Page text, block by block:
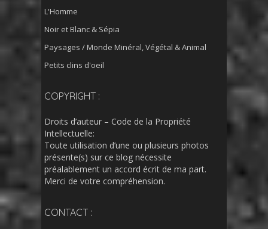
L'Homme
Noir et Blanc & Sépia
Paysages / Monde Minéral, Végétal & Animal
Petits clins d'oeil
COPYRIGHT :
Droits d’auteur – Code de la Propriété
Intellectuelle:
Toute utilisation d’une ou plusieurs photos
présente(s) sur ce blog nécessite
préalablement un accord écrit de ma part.
Merci de votre compréhension.
CONTACT :